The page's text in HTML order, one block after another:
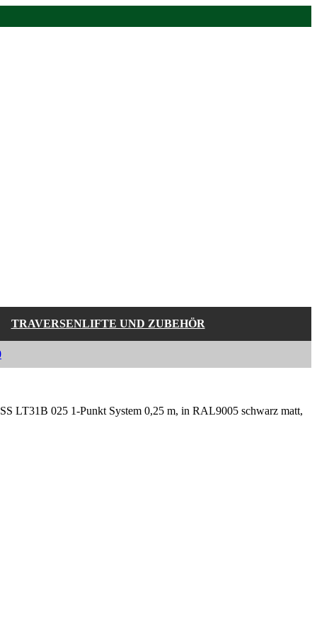
TRAVERSENLIFTE UND ZUBEHÖR
LT31B 025 1-Punkt System 0,25 m, in RAL9005 schwarz matt,